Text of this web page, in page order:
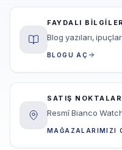
FAYDALI BILGILER
Blog yazıları,
BLOGU AÇ
SATIŞ
Resmî Bianco
MAĞAZALARIMIZI